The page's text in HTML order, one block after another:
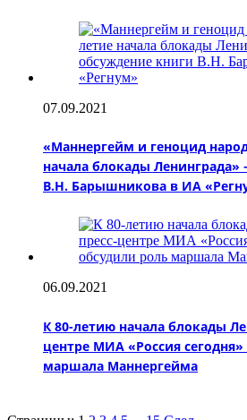
07.09.2021
«Маннергейм и геноцид
начала блокады
В.Н. Барышникова в ИА
06.09.2021
К 80-летию начала блокады
центре МИА «Россия
маршала Маннергейма